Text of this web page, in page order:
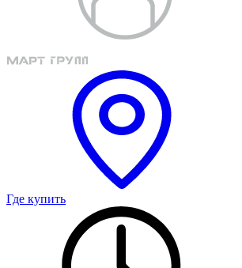
Где купить